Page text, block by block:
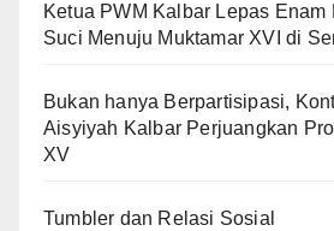
Ketua PWM Kalbar Lepas Enam
Suci Menuju Muktamar XVI di
Bukan hanya Berpartisipasi,
Aisyiyah Kalbar Perjuangkan
XV
Tumbler dan Relasi Sosial